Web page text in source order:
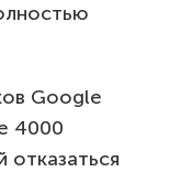
Google
4000